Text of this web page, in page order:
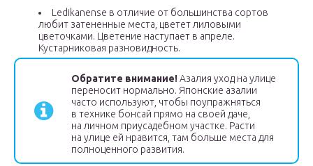
Ledikanense в отличие от большинства сортов
любит затененные места, цветет лиловыми
цветочками. Цветение наступает в апреле.
Кустарниковая разновидность.
Обратите внимание!Азалия уход на улице
переносит нормально. Японские азалии
часто используют, чтобы поупражняться
в технике бонсай прямо на своей даче,
на личном приусадебном участке. Расти
на улице ей нравится, там больше места для
полноценного развития.